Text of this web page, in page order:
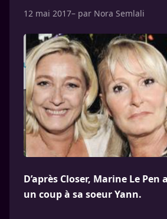
12 mai 2017– par Nora Semlali
D’après Closer, Marine Le
un coup à sa soeur Yann.